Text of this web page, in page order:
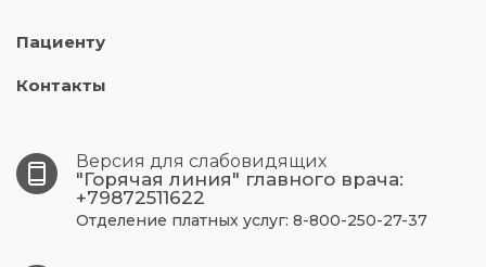
Пациенту
Контакты
Версия для слабовидящих
"Горячая линия" главного врача:
+79872511622
Отделение платных услуг: 8-800-250-27-37